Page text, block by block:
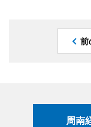
前
周南